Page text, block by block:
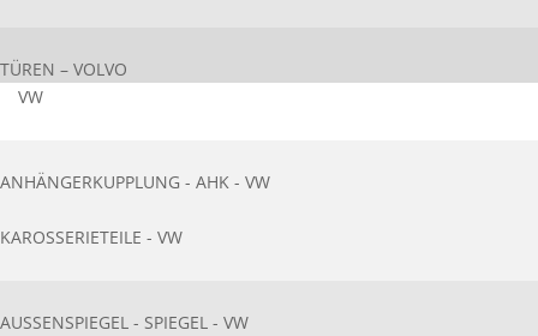
TÜREN – VOLVO
VW
ANHÄNGERKUPPLUNG - AHK - VW
KAROSSERIETEIL​E - VW
AUSSENSPIEGEL - SPIEGEL - VW